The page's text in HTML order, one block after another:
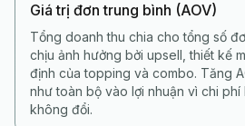
Giá trị đơn trung bình (AOV)
Tổng doanh thu chia cho tổng số
chịu ảnh hưởng bởi upsell, thiết kế
định của topping và combo. Tăng
như toàn bộ vào lợi nhuận vì chi
không đổi.